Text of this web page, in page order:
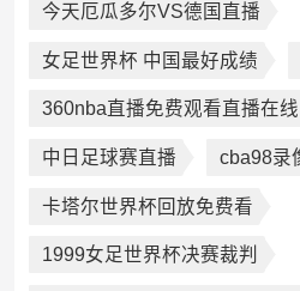
今天厄瓜多尔VS德国直播
女足世界杯 中国最好成绩
360nba直播免费观看直播在线
中日足球赛直播 cba98录
卡塔尔世界杯回放免费看
1999女足世界杯决赛裁判